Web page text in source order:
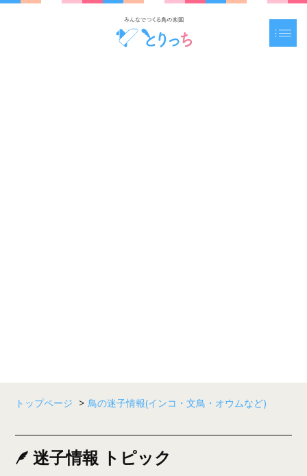
トップページ > 鳥の迷子情報(インコ・文鳥・オウムなど)
迷子情報 トピック